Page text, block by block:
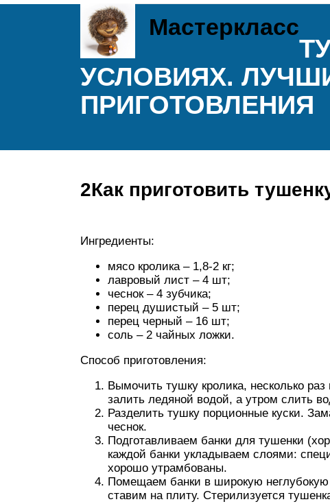
Мастеркласс
УСЛОВИЯХ.
ПРИГОТОВЛЕНИЯ
2Как приготовить
Ингредиенты:
мясо кролика – 1,8-2 кг;
лавровый лист – 4 шт;
чеснок – 4 зубчика;
перец душистый – 5 шт;
перец черный – 16 шт;
соль – 2 чайных ложки.
Способ приготовления:
Вымочить тушку кролика, несколько
залить ледяной водой, а утром слить
Разделить тушку порционные куски.
чеснок.
Подготавливаем банки для тушенки
каждой банки укладываем слоями:
хорошо утрамбованы.
Помещаем банки в широкую
ставим на плиту. Стерилизуется